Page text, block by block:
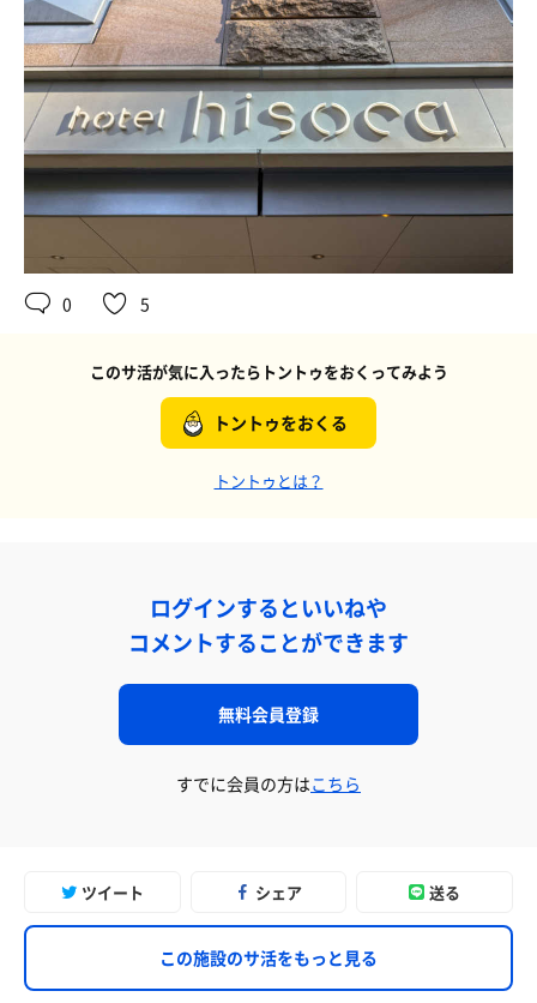
0 5
このサ活が気に入ったらトントゥをおくってみよう
トントゥをおくる
トントゥとは？
ログインするといいねや
コメントすることができます
無料会員登録
すでに会員の方はこちら
ツイート シェア 送る
この施設のサ活をもっと見る